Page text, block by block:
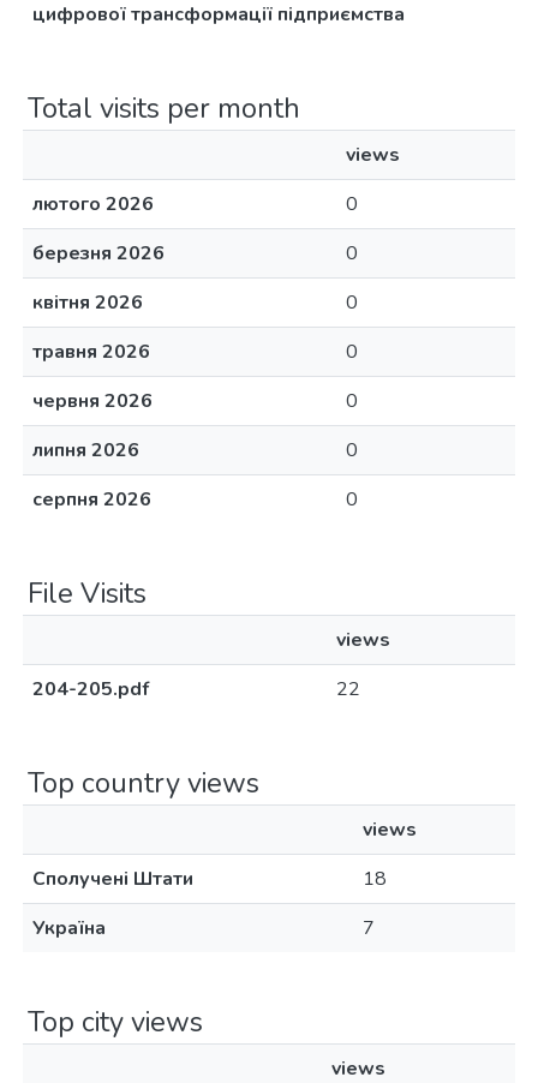
цифрової трансформації підприємства
Total visits per month
views
лютого 2026
0
березня 2026
0
квітня 2026
0
травня 2026
0
червня 2026
0
липня 2026
0
серпня 2026
0
File Visits
views
204-205.pdf
22
Top country views
views
Сполучені Штати
18
Україна
7
Top city views
views